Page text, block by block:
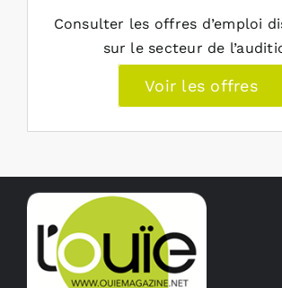
Consulter les offres d’emploi
sur le secteur de
Voir les offres